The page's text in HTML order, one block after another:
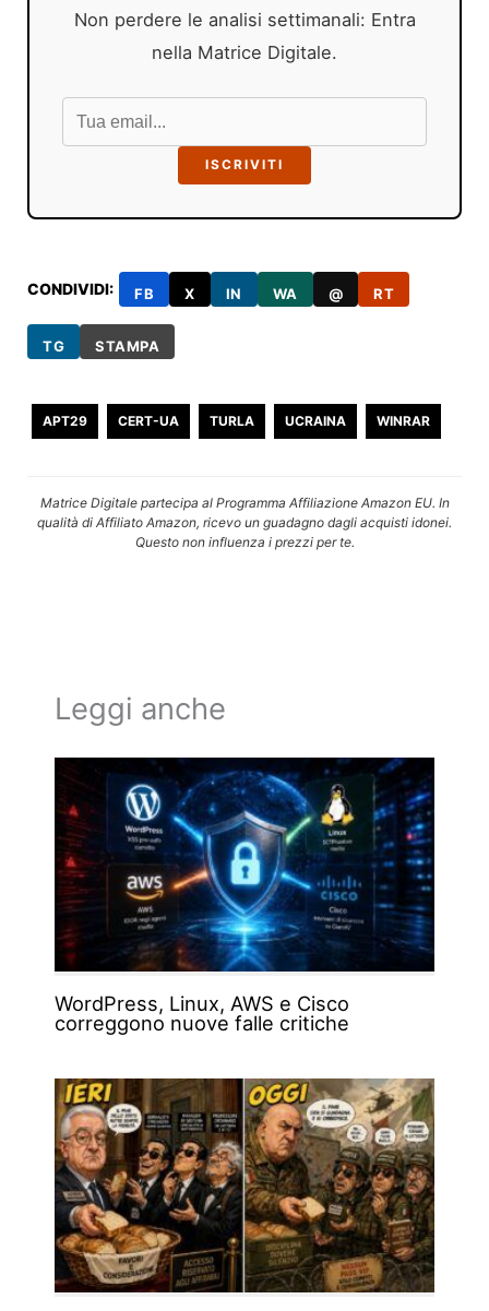
Non perdere le analisi settimanali: Entra
nella Matrice Digitale.
ISCRIVITI
CONDIVIDI: FB X IN WA @ RT
TG STAMPA
APT29 CERT-UA TURLA UCRAINA WINRAR
Matrice Digitale partecipa al Programma Affiliazione Amazon EU. In
qualità di Affiliato Amazon, ricevo un guadagno dagli acquisti idonei.
Questo non influenza i prezzi per te.
Leggi anche
WordPress, Linux, AWS e Cisco
correggono nuove falle critiche